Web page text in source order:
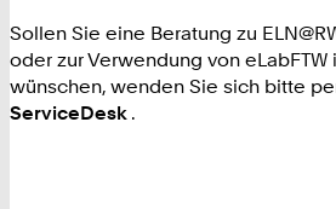
Sollen Sie eine Beratung zu
oder zur Verwendung von
wünschen, wenden Sie sich bitte
ServiceDesk .